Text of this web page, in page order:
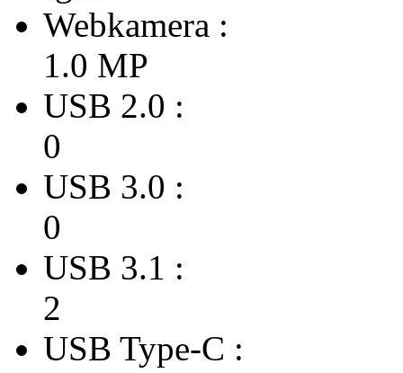
Webkamera :
1.0 MP
USB 2.0 :
0
USB 3.0 :
0
USB 3.1 :
2
USB Type-C :